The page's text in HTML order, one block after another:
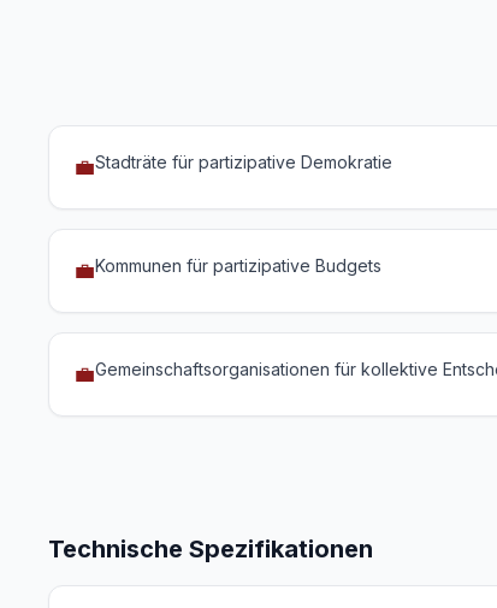
💼Stadträte für partizipative Demokratie
💼Kommunen für partizipative Budgets
💼Gemeinschaftsorganisationen für kollektive
Technische Spezifikationen